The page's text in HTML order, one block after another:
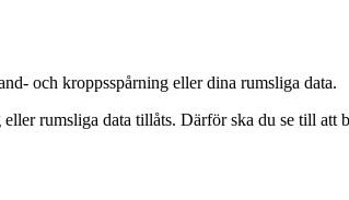
och kroppsspårning eller dina rumsliga data.
rumsliga data tillåts. Därför ska du se till att